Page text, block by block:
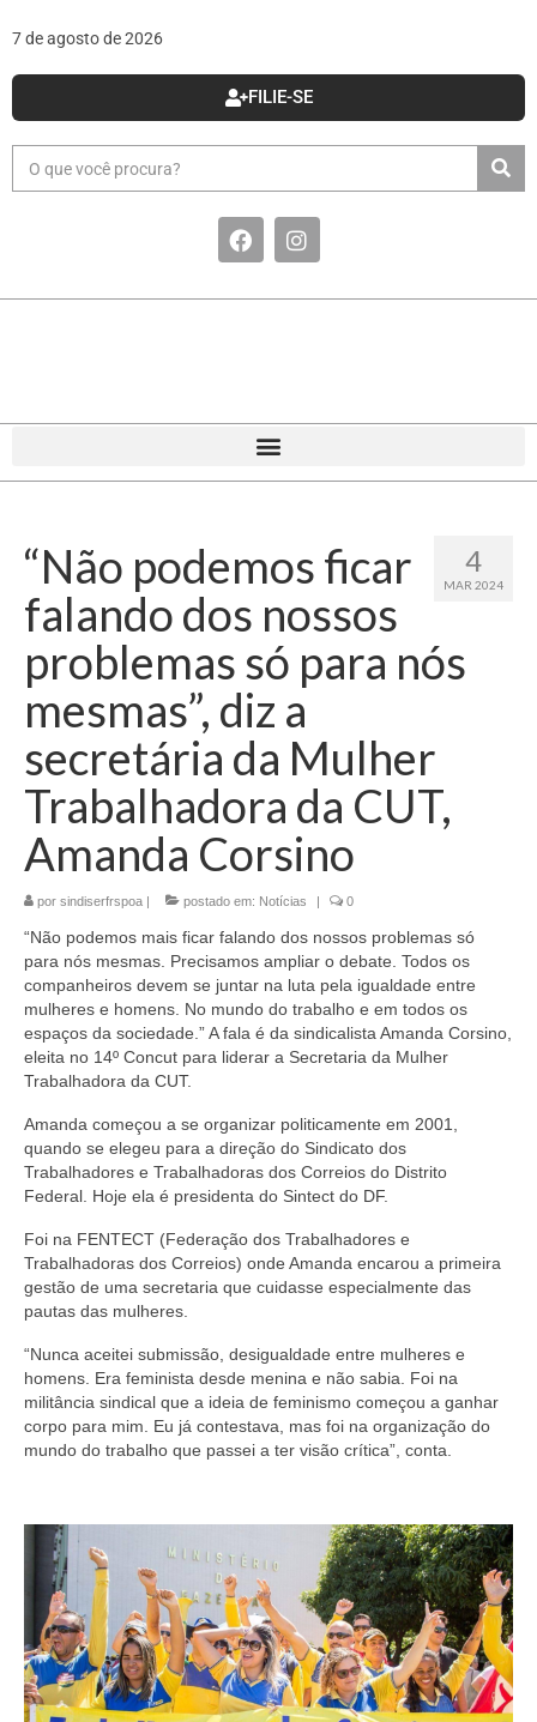
7 de agosto de 2026
FILIE-SE
4
MAR 2024
“Não podemos ficar
falando dos nossos
problemas só para nós
mesmas”, diz a
secretária da Mulher
Trabalhadora da CUT,
Amanda Corsino
por sindiserfrspoa | postado em: Notícias | 0
“Não podemos mais ficar falando dos nossos problemas só
para nós mesmas. Precisamos ampliar o debate. Todos os
companheiros devem se juntar na luta pela igualdade entre
mulheres e homens. No mundo do trabalho e em todos os
espaços da sociedade.” A fala é da sindicalista Amanda Corsino,
eleita no 14º Concut para liderar a Secretaria da Mulher
Trabalhadora da CUT.
Amanda começou a se organizar politicamente em 2001,
quando se elegeu para a direção do Sindicato dos
Trabalhadores e Trabalhadoras dos Correios do Distrito
Federal. Hoje ela é presidenta do Sintect do DF.
Foi na FENTECT (Federação dos Trabalhadores e
Trabalhadoras dos Correios) onde Amanda encarou a primeira
gestão de uma secretaria que cuidasse especialmente das
pautas das mulheres.
“Nunca aceitei submissão, desigualdade entre mulheres e
homens. Era feminista desde menina e não sabia. Foi na
militância sindical que a ideia de feminismo começou a ganhar
corpo para mim. Eu já contestava, mas foi na organização do
mundo do trabalho que passei a ter visão crítica”, conta.